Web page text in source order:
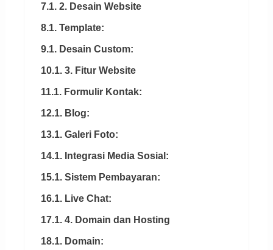
7.1. 2. Desain Website
8.1. Template:
9.1. Desain Custom:
10.1. 3. Fitur Website
11.1. Formulir Kontak:
12.1. Blog:
13.1. Galeri Foto:
14.1. Integrasi Media Sosial:
15.1. Sistem Pembayaran:
16.1. Live Chat:
17.1. 4. Domain dan Hosting
18.1. Domain: